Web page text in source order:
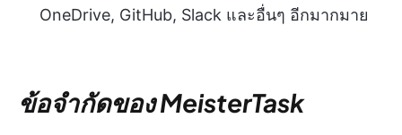
OneDrive, GitHub, Slack และอื่นๆ อีกมากมาย
ข้อจำกัดของ MeisterTask